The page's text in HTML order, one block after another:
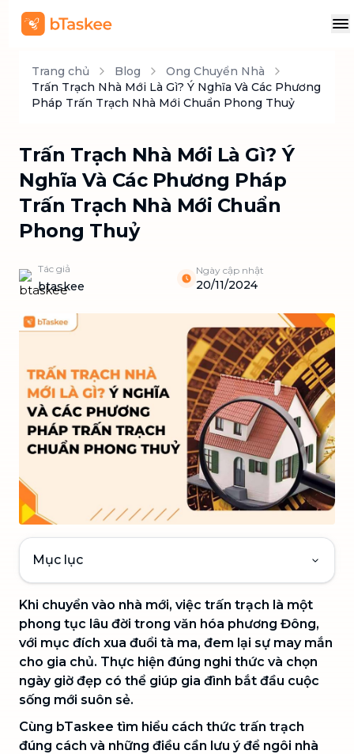
Trang chủ Blog
Ong Chuyển Nhà
Trấn Trạch Nhà Mới Là Gì? Ý Nghĩa Và Các Phương
Pháp Trấn Trạch Nhà Mới Chuẩn Phong Thuỷ
Trấn Trạch Nhà Mới Là Gì? Ý
Nghĩa Và Các Phương Pháp
Trấn Trạch Nhà Mới Chuẩn
Phong Thuỷ
Tác giả
btaskee
Ngày cập nhật
20/11/2024
Mục lục
Khi chuyển vào nhà mới, việc trấn trạch là một
phong tục lâu đời trong văn hóa phương Đông,
với mục đích xua đuổi tà ma, đem lại sự may mắn
cho gia chủ. Thực hiện đúng nghi thức và chọn
ngày giờ đẹp có thể giúp gia đình bắt đầu cuộc
sống mới suôn sẻ.
Cùng bTaskee tìm hiểu cách thức trấn trạch
đúng cách và những điều cần lưu ý để ngôi nhà